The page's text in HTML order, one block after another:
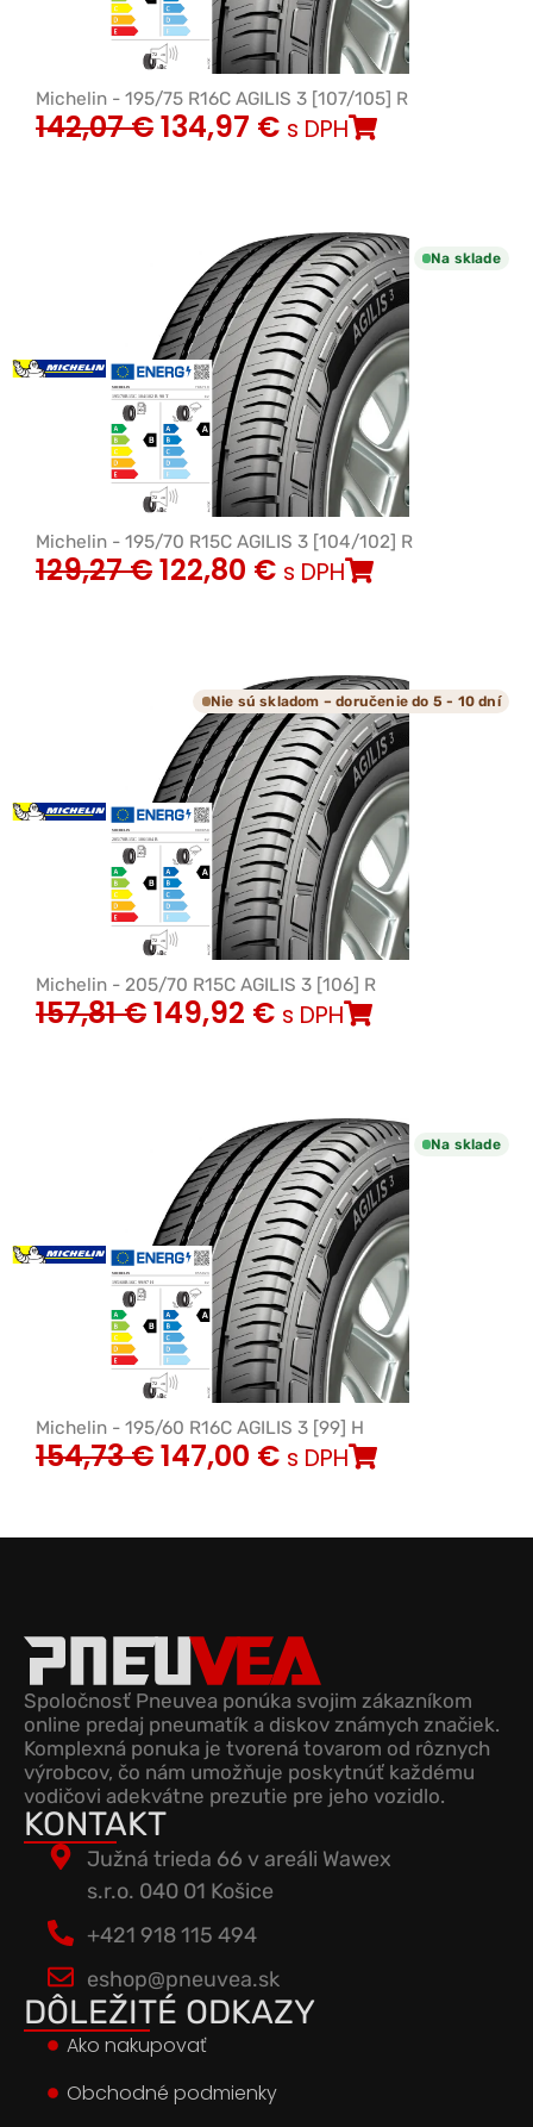
Michelin - 195/75 R16C AGILIS 3 [107/105] R
142,07€134,97 € s DPH
Na sklade
Michelin - 195/70 R15C AGILIS 3 [104/102] R
129,27€122,80 € s DPH
Nie sú skladom – doručenie do 5 - 10 dní
Michelin - 205/70 R15C AGILIS 3 [106] R
157,81€149,92 € s DPH
Na sklade
Michelin - 195/60 R16C AGILIS 3 [99] H
154,73€147,00 € s DPH
Spoločnosť Pneuvea ponúka svojim zákazníkom
online predaj pneumatík a diskov známych značiek.
Komplexná ponuka je tvorená tovarom od rôznych
výrobcov, čo nám umožňuje poskytnúť každému
vodičovi adekvátne prezutie pre jeho vozidlo.
KONTAKT
Južná trieda 66 v areáli Wawex
s.r.o. 040 01 Košice
+421 918 115 494
eshop@pneuvea.sk
DÔLEŽITÉ ODKAZY
Ako nakupovať
Obchodné podmienky